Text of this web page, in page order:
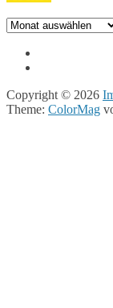
Archiv
Copyright © 2026
Theme: ColorMag